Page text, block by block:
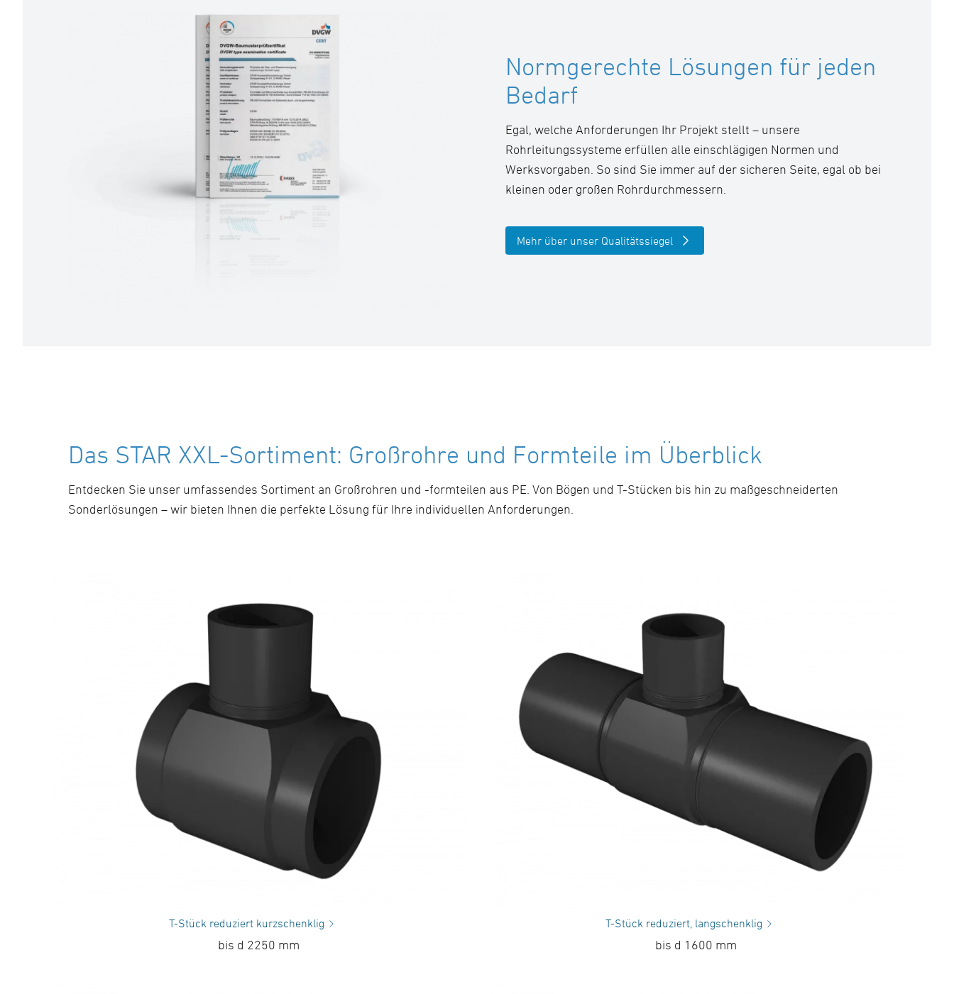
Normgerechte Lösungen für jeden
Bedarf
Egal, welche Anforderungen Ihr Projekt stellt – unsere
Rohrleitungssysteme erfüllen alle einschlägigen Normen und
Werksvorgaben. So sind Sie immer auf der sicheren Seite, egal ob bei
kleinen oder großen Rohrdurchmessern.
Mehr über unser Qualitätssiegel
Das STAR XXL-Sortiment: Großrohre und Formteile im Überblick
Entdecken Sie unser umfassendes Sortiment an Großrohren und -formteilen aus PE. Von Bögen und T-Stücken bis hin zu maßgeschneiderten
Sonderlösungen – wir bieten Ihnen die perfekte Lösung für Ihre individuellen Anforderungen.
T-Stück reduziert kurzschenklig
bis d 2250 mm
T-Stück reduziert, langschenklig
bis d 1600 mm